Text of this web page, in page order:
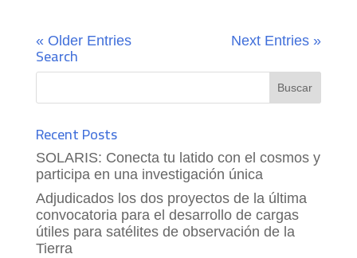
« Older Entries Next Entries »
Search
Recent Posts
SOLARIS: Conecta tu latido con el cosmos y
participa en una investigación única
Adjudicados los dos proyectos de la última
convocatoria para el desarrollo de cargas
útiles para satélites de observación de la
Tierra